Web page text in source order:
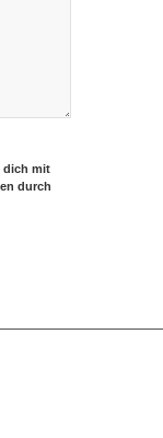
dich mit
durch